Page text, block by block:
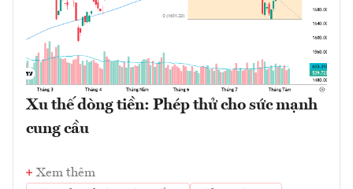
Xu thế dòng tiền: Phép thử cho sức mạnh
cung cầu
Xem thêm